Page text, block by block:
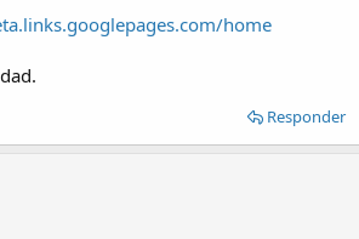
home
Responder